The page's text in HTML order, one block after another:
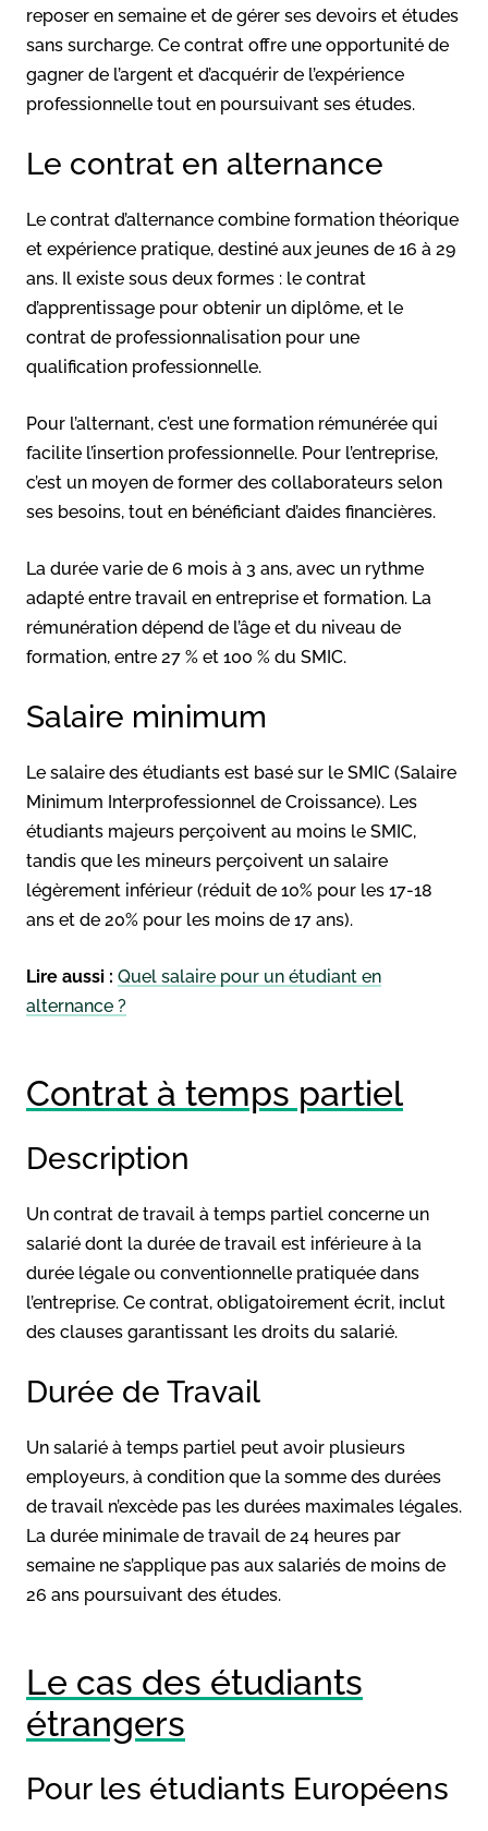
reposer en semaine et de gérer ses devoirs et études
sans surcharge. Ce contrat offre une opportunité de
gagner de l’argent et d’acquérir de l’expérience
professionnelle tout en poursuivant ses études.
Le contrat en alternance
Le contrat d’alternance combine formation théorique
et expérience pratique, destiné aux jeunes de 16 à 29
ans. Il existe sous deux formes : le contrat
d’apprentissage pour obtenir un diplôme, et le
contrat de professionnalisation pour une
qualification professionnelle.
Pour l’alternant, c’est une formation rémunérée qui
facilite l’insertion professionnelle. Pour l’entreprise,
c’est un moyen de former des collaborateurs selon
ses besoins, tout en bénéficiant d’aides financières.
La durée varie de 6 mois à 3 ans, avec un rythme
adapté entre travail en entreprise et formation. La
rémunération dépend de l’âge et du niveau de
formation, entre 27 % et 100 % du SMIC.
Salaire minimum
Le salaire des étudiants est basé sur le SMIC (Salaire
Minimum Interprofessionnel de Croissance). Les
étudiants majeurs perçoivent au moins le SMIC,
tandis que les mineurs perçoivent un salaire
légèrement inférieur (réduit de 10% pour les 17-18
ans et de 20% pour les moins de 17 ans).
Lire aussi : Quel salaire pour un étudiant en
alternance ?
Contrat à temps partiel
Description
Un contrat de travail à temps partiel concerne un
salarié dont la durée de travail est inférieure à la
durée légale ou conventionnelle pratiquée dans
l’entreprise. Ce contrat, obligatoirement écrit, inclut
des clauses garantissant les droits du salarié.
Durée de Travail
Un salarié à temps partiel peut avoir plusieurs
employeurs, à condition que la somme des durées
de travail n’excède pas les durées maximales légales.
La durée minimale de travail de 24 heures par
semaine ne s’applique pas aux salariés de moins de
26 ans poursuivant des études.
Le cas des étudiants
étrangers
Pour les étudiants Européens